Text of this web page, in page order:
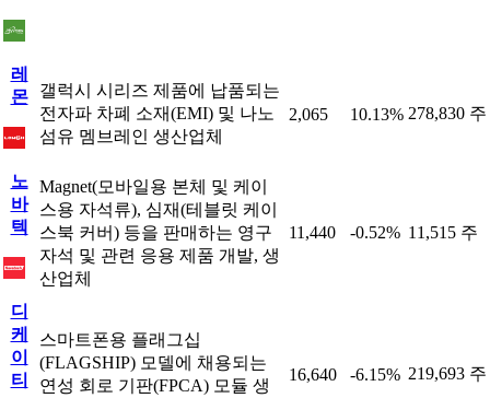
레
몬
갤럭시 시리즈 제품에 납품되는
전자파 차폐 소재(EMI) 및 나노
섬유 멤브레인 생산업체
2,065 10.13% 278,830 주
노
바
텍
Magnet(모바일용 본체 및 케이
스용 자석류), 심재(테블릿 케이
스북 커버) 등을 판매하는 영구
자석 및 관련 응용 제품 개발, 생
산업체
11,440 -0.52% 11,515 주
디
케
이
티
스마트폰용 플래그십
(FLAGSHIP) 모델에 채용되는
연성 회로 기판(FPCA) 모듈 생
16,640 -6.15% 219,693 주